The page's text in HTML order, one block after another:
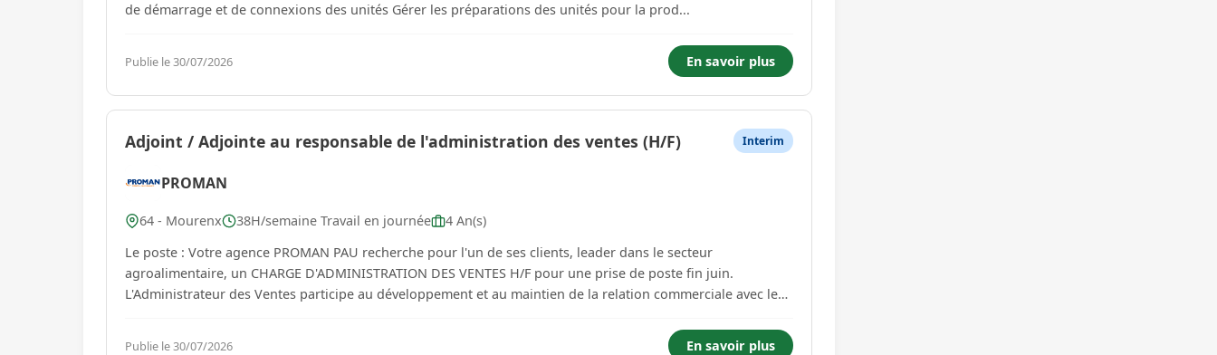
de démarrage et de connexions des unités Gérer les préparations des unités pour la prod...
Publie le 30/07/2026 En savoir plus
Adjoint / Adjointe au responsable de l'administration des ventes (H/F) Interim
PROMAN
64 - Mourenx 38H/semaine Travail en journée
4 An(s)
Le poste : Votre agence PROMAN PAU recherche pour l'un de ses clients, leader dans le secteur
agroalimentaire, un CHARGE D'ADMINISTRATION DES VENTES H/F pour une prise de poste fin juin.
L'Administrateur des Ventes participe au développement et au maintien de la relation commerciale avec les
Publie le 30/07/2026 En savoir plus